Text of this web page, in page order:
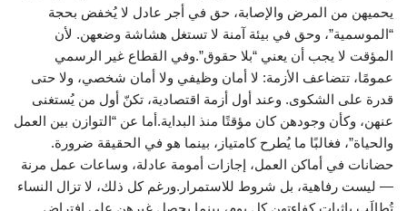
يحميهن من المرض والإصابة، حق في أجر عادل لا يُخفض بحجة
“الموسمية”، وحق في بيئة آمنة لا تستغل هشاشة وضعهن. لأن
المؤقت لا يجب أن يعني “بلا حقوق”.وفي القطاع غير الرسمي
عمومًا، تتضاعف الأزمة: لا أمان وظيفي ولا أمان شخصي، ولا حتى
قدرة على الشكوى. وعند أول أزمة اقتصادية، تكنّ أول من يُستغنى
عنهن، وكأن وجودهن كان مؤقتًا منذ البداية.أما عن “التوازن بين العمل
والحياة”، فغالبًا ما يُطرح كامتياز، بينما هو في الحقيقة ضرورة.
حضانات في أماكن العمل، إجازات أمومة عادلة، وساعات عمل مرنة
— ليست رفاهية، بل شروط للاستمرار.ورغم كل ذلك، لا تزال النساء